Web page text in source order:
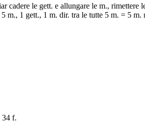
cadere le gett. e allungare le m.,
m., 1 gett., 1 m. dir. tra le tutte 5 m. = 5
34 f.